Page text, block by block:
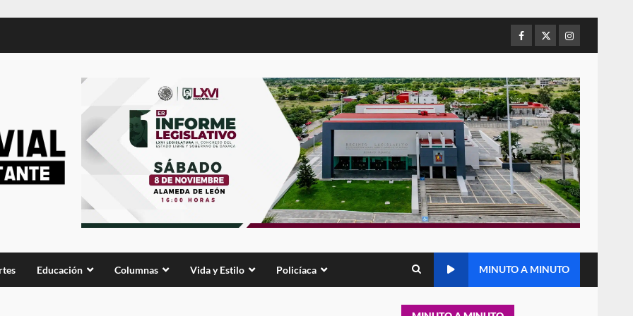
Facebook
TwitterInstagram
Educación Columnas Vida y Estilo Policíaca MINUTO A MINUTO
institucional en San Juan
Mazatlán
6
Sanciona Municipio de Oaxaca
de Juárez caso de maltrato
animal tras denuncia ciudadana
16 julio 2026
7
Detienen a Ernesto Ruffo en
Baja California; FGR lo investiga
por presuntos delitos de
delincuencia organizada y
contrabando
Avanza con orden y
tranquilidad el proceso
electoral extraordinario de